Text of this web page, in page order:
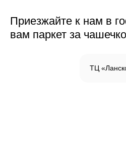
Приезжайте к нам в
вам паркет за
ТЦ